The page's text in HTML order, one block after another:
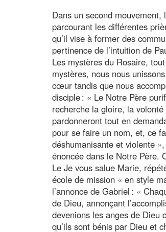
Dans un second
parcourant les différentes
qu’il vise à former des
pertinence de l’intuition de
Les mystères du Rosaire,
mystères, nous nous
cœur tandis que nous
disciple : « Le Notre Père
recherche la gloire, la
pardonneront tout en
pour se faire un nom, et, ce
déshumanisante et violente
énoncée dans le Notre Père.
Le Je vous salue Marie,
école de mission « en style
l’annonce de Gabriel : «
de Dieu, annonçant
devenions les anges de Dieu
qu’ils sont bénis par Dieu et